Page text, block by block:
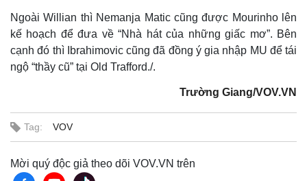
Ngoài Willian thì Nemanja Matic cũng được Mourinho lên
kế hoạch để đưa về “Nhà hát của những giấc mơ”. Bên
cạnh đó thì Ibrahimovic cũng đã đồng ý gia nhập MU để tái
ngộ “thầy cũ” tại Old Trafford./.
Trường Giang/VOV.VN
Tag: VOV
Mời quý độc giả theo dõi VOV.VN trên